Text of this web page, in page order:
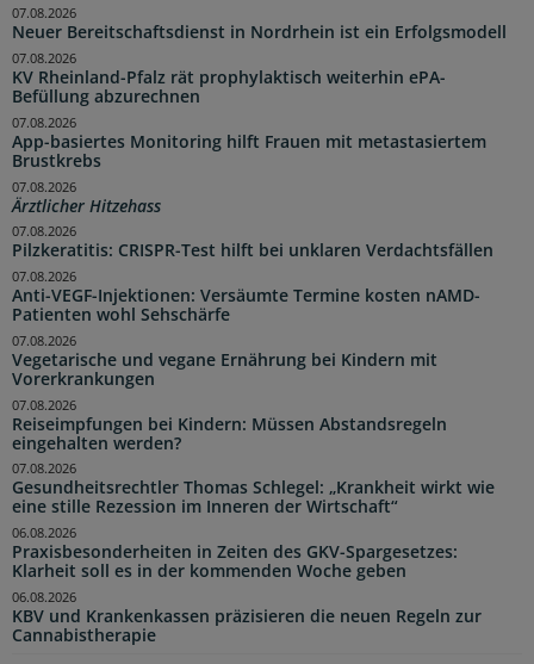
Neuer Bereitschaftsdienst in Nordrhein ist ein Erfolgsmodell
07.08.2026
KV Rheinland-Pfalz rät prophylaktisch weiterhin ePA-
Befüllung abzurechnen
07.08.2026
App-basiertes Monitoring hilft Frauen mit metastasiertem
Brustkrebs
07.08.2026
Ärztlicher Hitzehass
07.08.2026
Pilzkeratitis: CRISPR-Test hilft bei unklaren Verdachtsfällen
07.08.2026
Anti-VEGF-Injektionen: Versäumte Termine kosten nAMD-
Patienten wohl Sehschärfe
07.08.2026
Vegetarische und vegane Ernährung bei Kindern mit
Vorerkrankungen
07.08.2026
Reiseimpfungen bei Kindern: Müssen Abstandsregeln
eingehalten werden?
07.08.2026
Gesundheitsrechtler Thomas Schlegel: „Krankheit wirkt wie
eine stille Rezession im Inneren der Wirtschaft“
07.08.2026
Praxisbesonderheiten in Zeiten des GKV-Spargesetzes:
Klarheit soll es in der kommenden Woche geben
06.08.2026
KBV und Krankenkassen präzisieren die neuen Regeln zur
Cannabistherapie
06.08.2026